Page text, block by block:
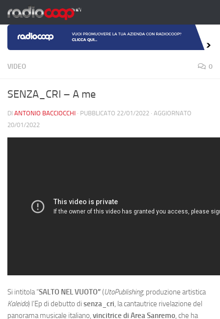
Salta al contenuto
VIDEO 0
SENZA_CRI – A me
DI ANTONIO BACCIOCCHI · PUBBLICATO 22/01/2022 · AGGIORNATO
20/01/2022
Si intitola “SALTO NEL VUOTO”(UtoPublishing, produzione artistica
Kaleido) l’Ep di debutto di senza_cri, la cantautrice rivelazione del
panorama musicale italiano, vincitrice di Area Sanremo, che ha